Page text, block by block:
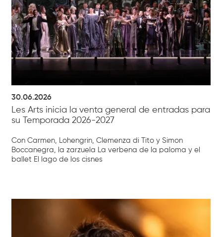
30.06.2026
Les Arts inicia la venta general de entradas para
su Temporada 2026-2027
Con Carmen, Lohengrin, Clemenza di Tito y Simon
Boccanegra, la zarzuela La verbena de la paloma y el
ballet El lago de los cisnes